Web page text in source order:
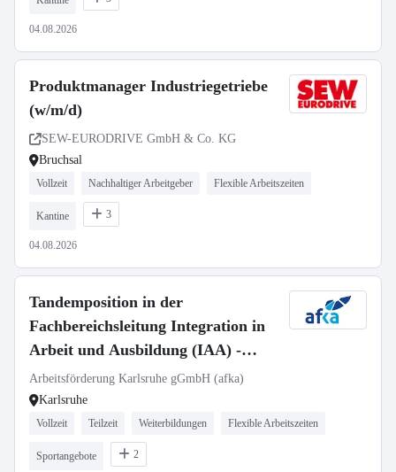
04.08.2026
Produktmanager Industriegetriebe
(w/m/d)
SEW-EURODRIVE GmbH & Co. KG
Bruchsal
Vollzeit Nachhaltiger Arbeitgeber Flexible Arbeitszeiten
Kantine 3
04.08.2026
Tandemposition in der
Fachbereichsleitung Integration in
Arbeit und Ausbildung (IAA) -
Betriebliche Sozialberatung (m/w/d)
Vollzeit/Teilzeit
Arbeitsförderung Karlsruhe gGmbH (afka)
Karlsruhe
Vollzeit Teilzeit Weiterbildungen Flexible Arbeitszeiten
Sportangebote 2